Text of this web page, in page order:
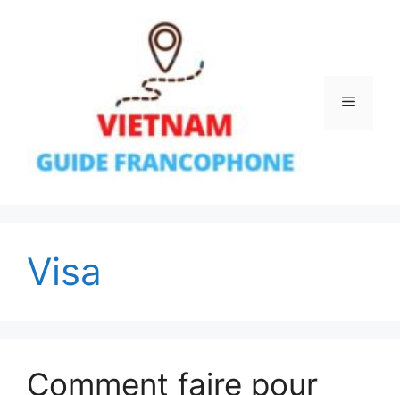
Menu
Visa
Comment faire pour